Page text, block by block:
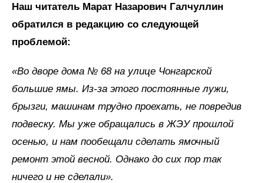
Наш читатель Марат Назарович Галчуллин
обратился в редакцию со следующей
проблемой:
«Во дворе дома № 68 на улице Чонгарской
большие ямы. Из-за этого постоянные лужи,
брызги, машинам трудно проехать, не повредив
подвеску. Мы уже обращались в ЖЭУ прошлой
осенью, и нам пообещали сделать ямочный
ремонт этой весной. Однако до сих пор так
ничего и не сделали».